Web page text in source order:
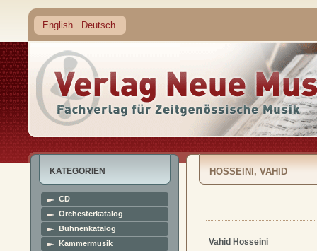
English Deutsch
KATEGORIEN
CD
Orchesterkatalog
Bühnenkatalog
Kammermusik
HOSSEINI, VAHID
Vahid Hosseini